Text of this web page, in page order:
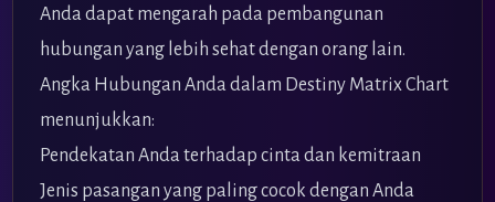
Anda dapat mengarah pada pembangunan
hubungan yang lebih sehat dengan orang lain.
Angka Hubungan Anda dalam Destiny Matrix Chart
menunjukkan:
Pendekatan Anda terhadap cinta dan kemitraan
Jenis pasangan yang paling cocok dengan Anda